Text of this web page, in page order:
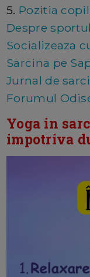
5. Pozitia
Despre
Socializeaza
Sarcina pe
Jurnal de
Forumul
Yoga in
impotriva